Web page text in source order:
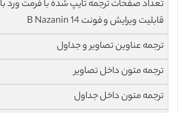
تعداد صفحات ترجمه تایپ شده با فرمت ورد با
قابلیت ویرایش و فونت 14 B Nazanin
ترجمه عناوین تصاویر و جداول
ترجمه متون داخل تصاویر
ترجمه متون داخل جداول